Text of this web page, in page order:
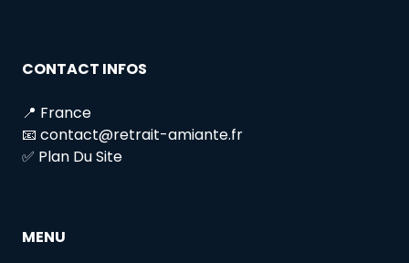
CONTACT INFOS
📍 France
📧 contact@retrait-amiante.fr
✅ Plan Du Site
MENU